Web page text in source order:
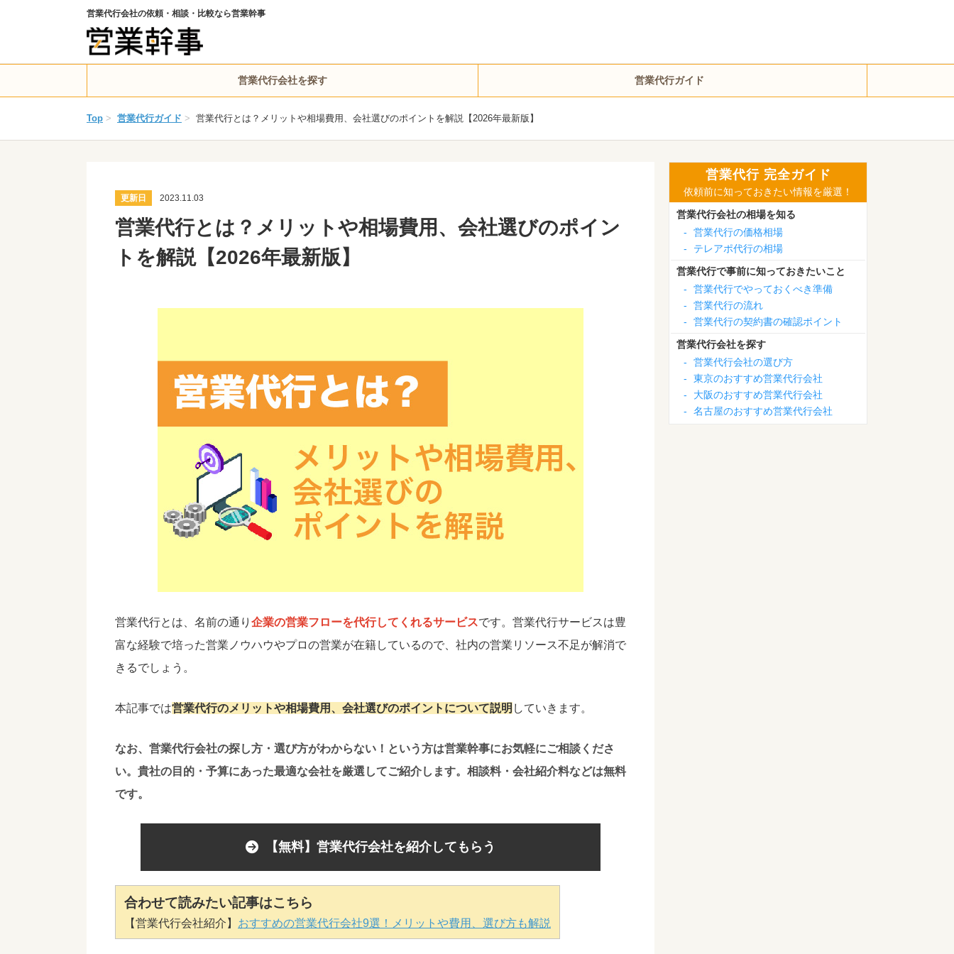
営業代行会社の依頼・相談・比較なら営業幹事
営業代行会社を探す 営業代行ガイド
Top > 営業代行ガイド > 営業代行とは？メリットや相場費用、会社選びのポイントを解説【2026年最新版】
更新日 2023.11.03
営業代行とは？メリットや相場費用、会社選びのポイン
トを解説【2026年最新版】
営業代行とは、名前の通り 企業の営業フローを代行してくれるサービスです。営業代行サービスは豊
富な経験で培った営業ノウハウやプロの営業が在籍しているので、社内の営業リソース不足が解消で
きるでしょう。
本記事では営業代行のメリットや相場費用、会社選びのポイントについて説明 していきます。
なお、営業代行会社の探し方・選び方がわからない！という方は営業幹事にお気軽にご相談くださ
い。貴社の目的・予算にあった最適な会社を厳選してご紹介します。相談料・会社紹介料などは無料
です。
【無料】営業代行会社を紹介してもらう
合わせて読みたい記事はこちら
【営業代行会社紹介】 おすすめの営業代行会社9選！メリットや費用、選び方も解説
営業代行 完全ガイド
依頼前に知っておきたい情報を厳選！
営業代行会社の相場を知る
-
営業代行の価格相場
-
テレアポ代行の相場
営業代行で事前に知っておきたいこと
-
営業代行でやっておくべき準備
-
営業代行の流れ
-
営業代行の契約書の確認ポイント
営業代行会社を探す
-
営業代行会社の選び方
-
東京のおすすめ営業代行会社
-
大阪のおすすめ営業代行会社
-
名古屋のおすすめ営業代行会社